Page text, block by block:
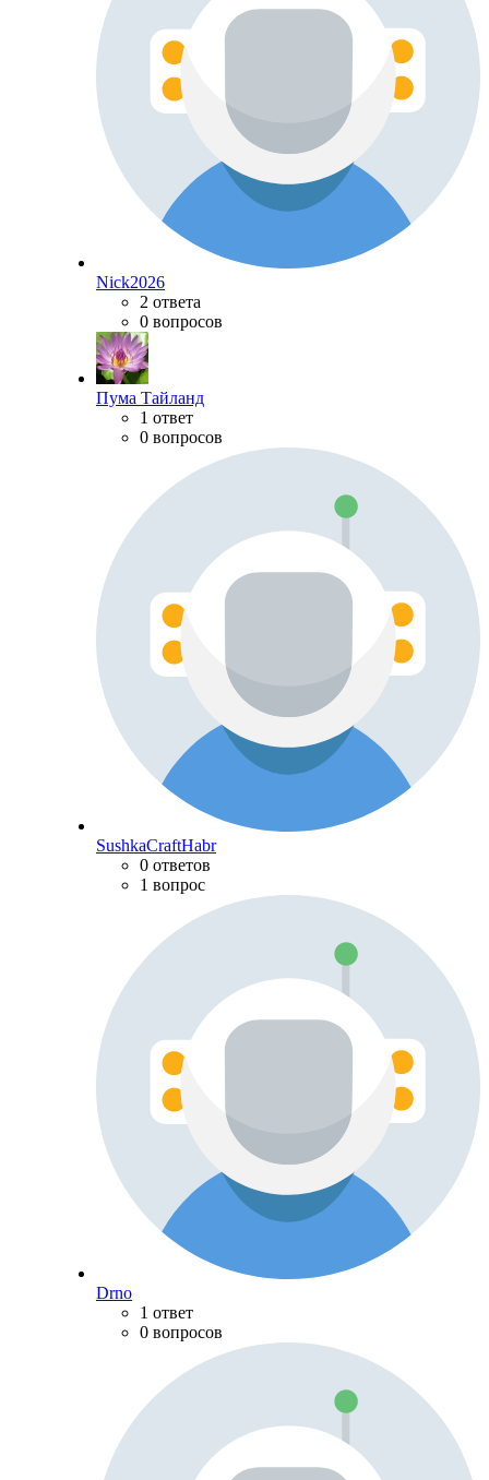
Nick2026
2 ответа
0 вопросов
Пума Тайланд
1 ответ
0 вопросов
SushkaCraftHabr
0 ответов
1 вопрос
Drno
1 ответ
0 вопросов